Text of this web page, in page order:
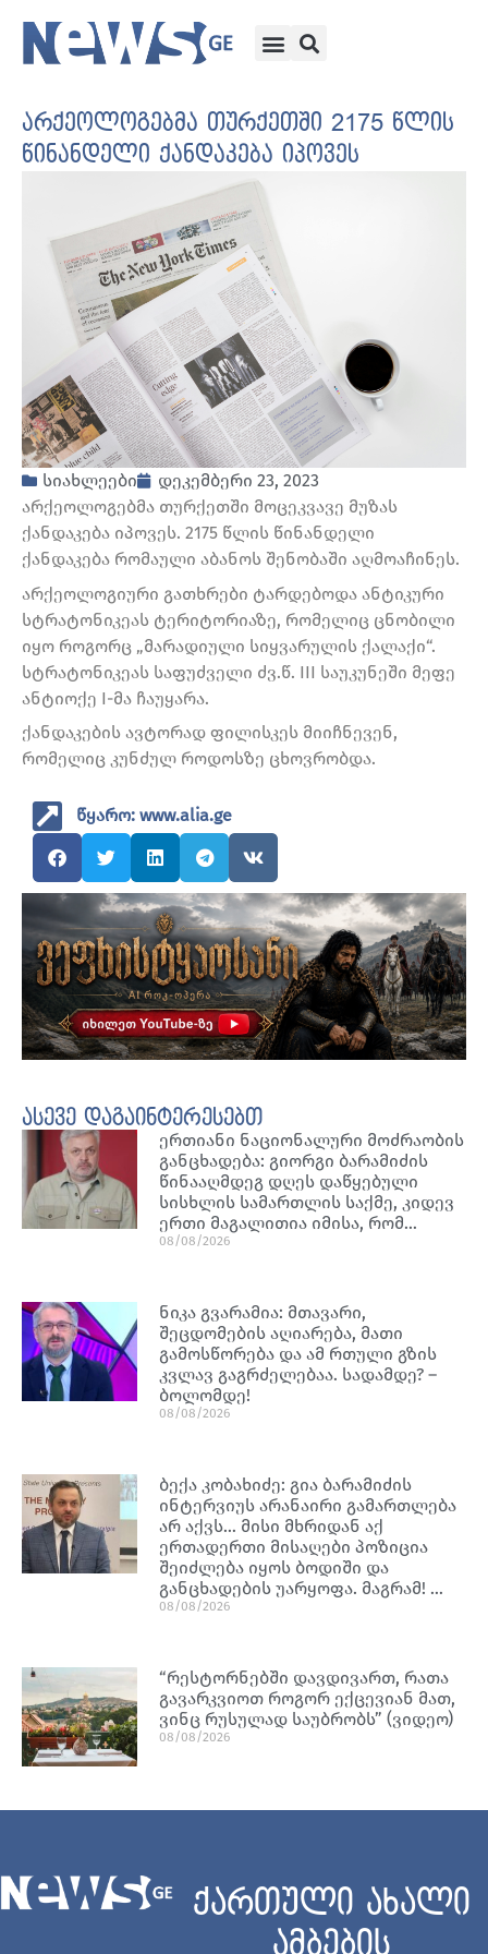
არქეოლოგებმა თურქეთში 2175 წლის
წინანდელი ქანდაკება იპოვეს
სიახლეები
დეკემბერი 23, 2023
არქეოლოგებმა თურქეთში მოცეკვავე მუზას
ქანდაკება იპოვეს. 2175 წლის წინანდელი
ქანდაკება რომაული აბანოს შენობაში აღმოაჩინეს.
არქეოლოგიური გათხრები ტარდებოდა ანტიკური
სტრატონიკეას ტერიტორიაზე, რომელიც ცნობილი
იყო როგორც „მარადიული სიყვარულის ქალაქი“.
სტრატონიკეას საფუძველი ძვ.წ. III საუკუნეში მეფე
ანტიოქე I-მა ჩაუყარა.
ქანდაკების ავტორად ფილისკეს მიიჩნევენ,
რომელიც კუნძულ როდოსზე ცხოვრობდა.
წყარო: www.alia.ge
ასევე დაგაინტერესებთ
ერთიანი ნაციონალური მოძრაობის
განცხადება: გიორგი ბარამიძის
წინააღმდეგ დღეს დაწყებული
სისხლის სამართლის საქმე, კიდევ
ერთი მაგალითია იმისა, რომ…
08/08/2026
ნიკა გვარამია: მთავარი,
შეცდომების აღიარება, მათი
გამოსწორება და ამ რთული გზის
კვლავ გაგრძელებაა. სადამდე? –
ბოლომდე!
08/08/2026
ბექა კობახიძე: გია ბარამიძის
ინტერვიუს არანაირი გამართლება
არ აქვს… მისი მხრიდან აქ
ერთადერთი მისაღები პოზიცია
შეიძლება იყოს ბოდიში და
განცხადების უარყოფა. მაგრამ! …
08/08/2026
“რესტორნებში დავდივართ, რათა
გავარკვიოთ როგორ ექცევიან მათ,
ვინც რუსულად საუბრობს” (ვიდეო)
08/08/2026
ქართული ახალი
ამბების